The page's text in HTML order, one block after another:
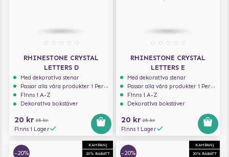
RHINESTONE CRYSTAL
LETTERS D
Med dekorativa stenar
Passar alla våra produkter i Personalize serien
Finns i A-Z
Dekorativa bokstäver
20 kr 25 kr
Finns i Lager
RHINESTONE CRYSTAL
LETTERS E
Med dekorativa stenar
Passar alla våra produkter i Personalize serien
Finns i A-Z
Dekorativa bokstäver
20 kr 25 kr
Finns i Lager
KAMPANJ
20% RABATT
-20%
KAMPANJ
20% RABATT
-20%